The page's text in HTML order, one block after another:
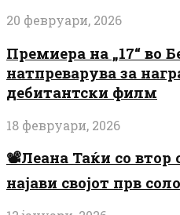
20 февруари, 2026
Премиера на „17“ во
натпреварува за
дебитантски филм
18 февруари, 2026
📽️Леана Таќи со втор
најави својот прв